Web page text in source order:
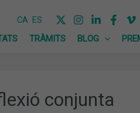
CA ES
TRÀMITS BLOG
conjunta